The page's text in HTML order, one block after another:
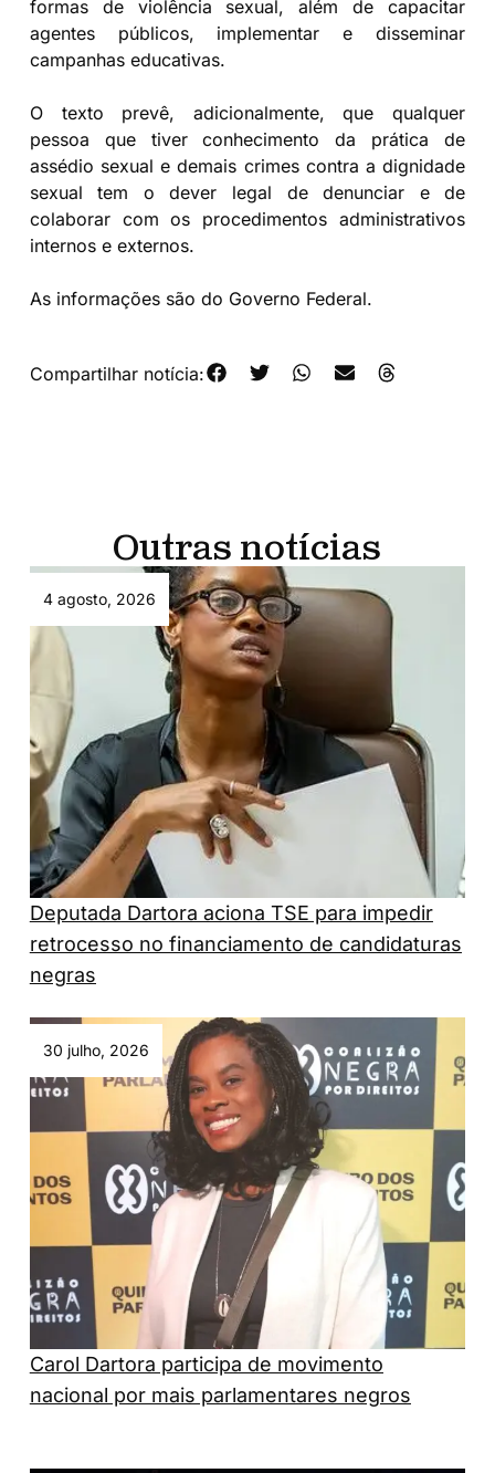
formas de violência sexual, além de capacitar
agentes públicos, implementar e disseminar
campanhas educativas.
O texto prevê, adicionalmente, que qualquer
pessoa que tiver conhecimento da prática de
assédio sexual e demais crimes contra a dignidade
sexual tem o dever legal de denunciar e de
colaborar com os procedimentos administrativos
internos e externos.
As informações são do Governo Federal.
Compartilhar notícia:
Outras notícias
4 agosto, 2026
Deputada Dartora aciona TSE para impedir
retrocesso no financiamento de candidaturas
negras
30 julho, 2026
Carol Dartora participa de movimento
nacional por mais parlamentares negros